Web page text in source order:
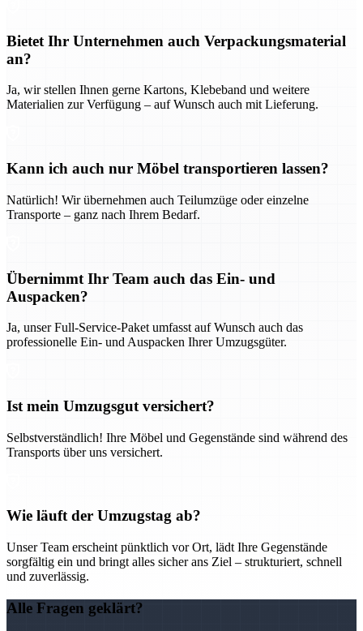
Bietet Ihr Unternehmen auch Verpackungsmaterial
an?
Ja, wir stellen Ihnen gerne Kartons, Klebeband und weitere
Materialien zur Verfügung – auf Wunsch auch mit Lieferung.
Kann ich auch nur Möbel transportieren lassen?
Natürlich! Wir übernehmen auch Teilumzüge oder einzelne
Transporte – ganz nach Ihrem Bedarf.
Übernimmt Ihr Team auch das Ein- und
Auspacken?
Ja, unser Full-Service-Paket umfasst auf Wunsch auch das
professionelle Ein- und Auspacken Ihrer Umzugsgüter.
Ist mein Umzugsgut versichert?
Selbstverständlich! Ihre Möbel und Gegenstände sind während des
Transports über uns versichert.
Wie läuft der Umzugstag ab?
Unser Team erscheint pünktlich vor Ort, lädt Ihre Gegenstände
sorgfältig ein und bringt alles sicher ans Ziel – strukturiert, schnell
und zuverlässig.
Alle Fragen geklärt?